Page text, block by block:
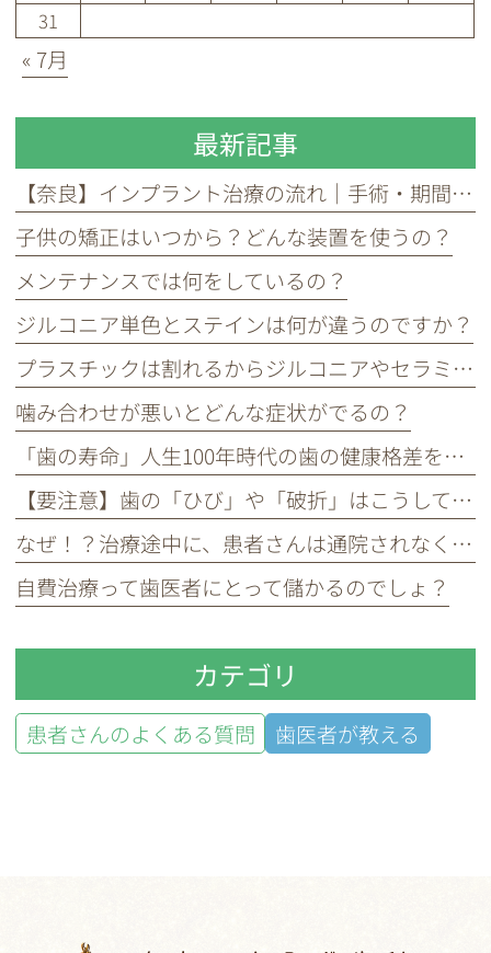
31
« 7月
最新記事
【奈良】インプラント治療の流れ｜手術・期間・費用・リスクをわかりやすく解説
子供の矯正はいつから？どんな装置を使うの？
メンテナンスでは何をしているの？
ジルコニア単色とステインは何が違うのですか？
プラスチックは割れるからジルコニアやセラミックが良いと言われるが本当？
噛み合わせが悪いとどんな症状がでるの？
「歯の寿命」人生100年時代の歯の健康格差を埋める
【要注意】歯の「ひび」や「破折」はこうして起きる！無意識の癖があなたの歯を弱らせる！
なぜ！？治療途中に、患者さんは通院されなくなる？
自費治療って歯医者にとって儲かるのでしょ？
カテゴリ
患者さんのよくある質問 歯医者が教える